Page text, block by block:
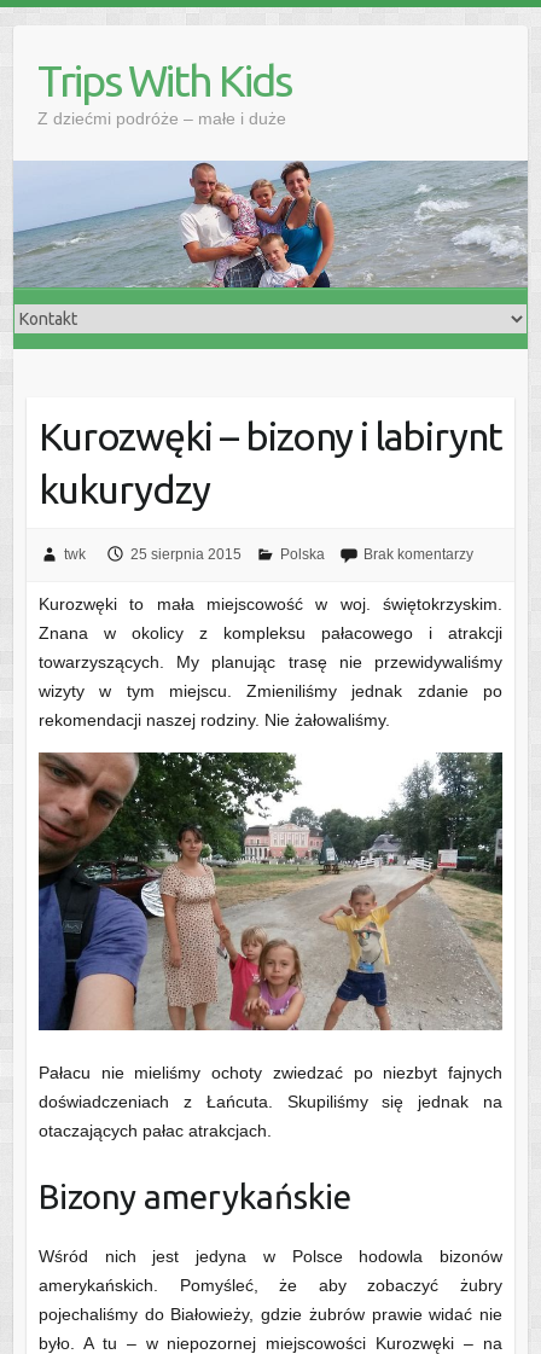
Trips With Kids
Z dziećmi podróże – małe i duże
Kurozwęki – bizony i labirynt
kukurydzy
twk 25 sierpnia 2015 Polska Brak komentarzy
Kurozwęki to mała miejscowość w woj. świętokrzyskim.
Znana w okolicy z kompleksu pałacowego i atrakcji
towarzyszących. My planując trasę nie przewidywaliśmy
wizyty w tym miejscu. Zmieniliśmy jednak zdanie po
rekomendacji naszej rodziny. Nie żałowaliśmy.
Pałacu nie mieliśmy ochoty zwiedzać po niezbyt fajnych
doświadczeniach z Łańcuta. Skupiliśmy się jednak na
otaczających pałac atrakcjach.
Bizony amerykańskie
Wśród nich jest jedyna w Polsce hodowla bizonów
amerykańskich. Pomyśleć, że aby zobaczyć żubry
pojechaliśmy do Białowieży, gdzie żubrów prawie widać nie
było. A tu – w niepozornej miejscowości Kurozwęki – na